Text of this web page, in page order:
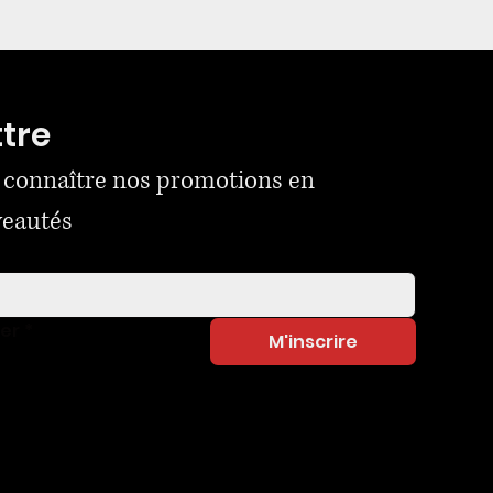
connaître nos promotions en
M'inscrire